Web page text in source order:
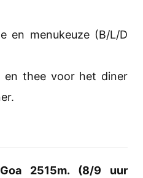
en menukeuze (B/L/D
en thee voor het diner
2515m. (8/9 uur